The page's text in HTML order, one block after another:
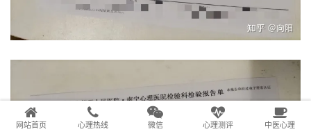
网站首页 心理热线 微信 心理测评 中医心理